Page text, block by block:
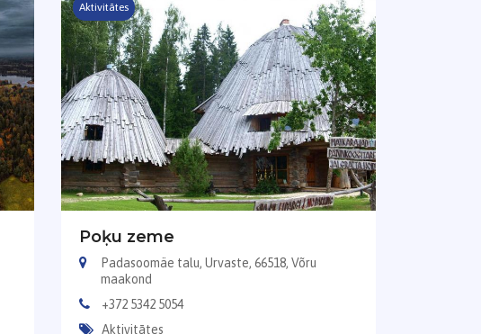
Aktivitātes
Poķu zeme
Padasoomäe talu, Urvaste, 66518, Võru
maakond
+372 5342 5054
Aktivitātes